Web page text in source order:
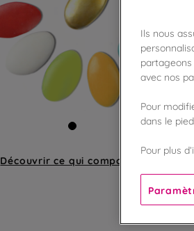
Découvrir ce qui compose un lot
Ils nous
avec nos
Pour
dans le
Pour plus